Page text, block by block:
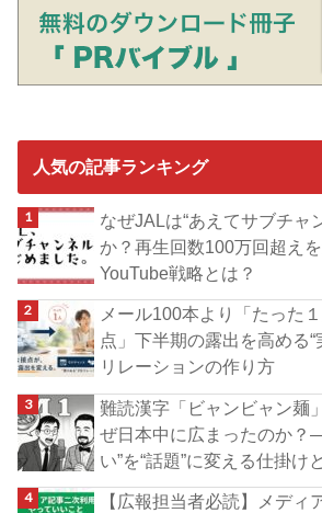
人気の記事ランキング
なぜJALは“あえてサブチャ
か？再生回数100万回超え
YouTube戦略とは？
メール100本より「たった
点」下半期の露出を高める“
リレーションの作り方
難読漢字「ビャンビャン麺
ぜ日本中に広まったのか？
い”を“話題”に変える仕掛け
【広報担当者必読】メディ